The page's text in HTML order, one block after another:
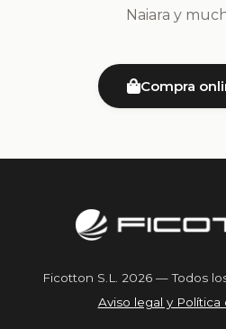
Naiara y
Compra
Ficotton S.L. 2026 — Todos
Aviso legal y Política